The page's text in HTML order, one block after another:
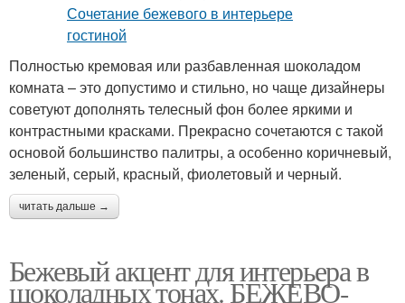
Полностью кремовая или разбавленная шоколадом
комната – это допустимо и стильно, но чаще дизайнеры
советуют дополнять телесный фон более яркими и
контрастными красками. Прекрасно сочетаются с такой
основой большинство палитры, а особенно коричневый,
зеленый, серый, красный, фиолетовый и черный.
читать дальше →
Бежевый акцент для интерьера в
шоколадных тонах. БЕЖЕВО-